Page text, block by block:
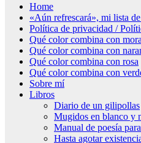
Home
«Aún refrescará», mi lista
Política de privacidad /
Qué color combina con
Qué color combina con
Qué color combina con rosa
Qué color combina con
Sobre mí
Libros
Diario de un gilipollas
Mugidos en blanco y
Manual de poesía
Hasta agotar